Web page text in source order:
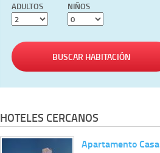
ADULTOS NIÑOS
BUSCAR HABITACIÓN
HOTELES CERCANOS
Apartamento Casa